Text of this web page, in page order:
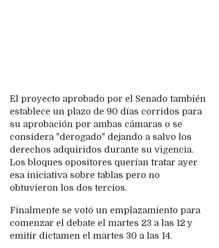
El proyecto aprobado por el Senado también
establece un plazo de 90 días corridos para
su aprobación por ambas cámaras o se
considera "derogado" dejando a salvo los
derechos adquiridos durante su vigencia.
Los bloques opositores querían tratar ayer
esa iniciativa sobre tablas pero no
obtuvieron los dos tercios.
Finalmente se votó un emplazamiento para
comenzar el debate el martes 23 a las 12 y
emitir dictamen el martes 30 a las 14.